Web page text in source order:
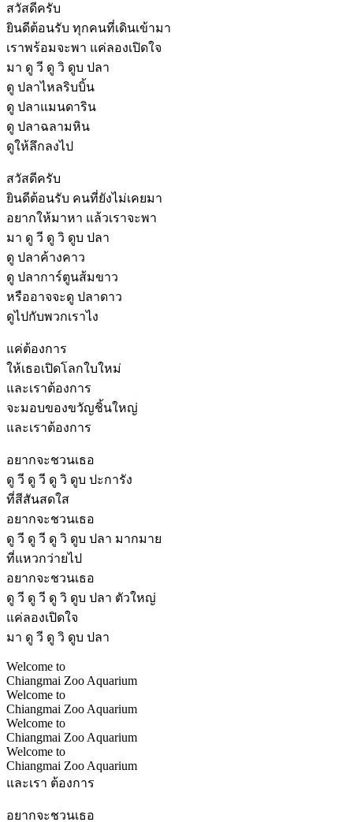
สวัสดีครับ
ยินดีต้อนรับ ทุกคนที่เดินเข้ามา
เราพร้อมจะพา แค่ลองเปิดใจ
มา ดู วี ดู วิ ดูบ ปลา
ดู ปลาไหลริบบิ้น
ดู ปลาแมนดาริน
ดู ปลาฉลามหิน
ดูให้ลึกลงไป
สวัสดีครับ
ยินดีต้อนรับ คนที่ยังไม่เคยมา
อยากให้มาหา แล้วเราจะพา
มา ดู วี ดู วิ ดูบ ปลา
ดู ปลาค้างคาว
ดู ปลาการ์ตูนส้มขาว
หรืออาจจะดู ปลาดาว
ดูไปกับพวกเราไง
แค่ต้องการ
ให้เธอเปิดโลกใบใหม่
และเราต้องการ
จะมอบของขวัญชิ้นใหญ่
และเราต้องการ
อยากจะชวนเธอ
ดู วี ดู วี ดู วิ ดูบ ปะการัง
ที่สีสันสดใส
อยากจะชวนเธอ
ดู วี ดู วี ดู วิ ดูบ ปลา มากมาย
ที่แหวกว่ายไป
อยากจะชวนเธอ
ดู วี ดู วี ดู วิ ดูบ ปลา ตัวใหญ่
แค่ลองเปิดใจ
มา ดู วี ดู วิ ดูบ ปลา
Welcome to
Chiangmai Zoo Aquarium
Welcome to
Chiangmai Zoo Aquarium
Welcome to
Chiangmai Zoo Aquarium
Welcome to
Chiangmai Zoo Aquarium
และเรา ต้องการ
อยากจะชวนเธอ